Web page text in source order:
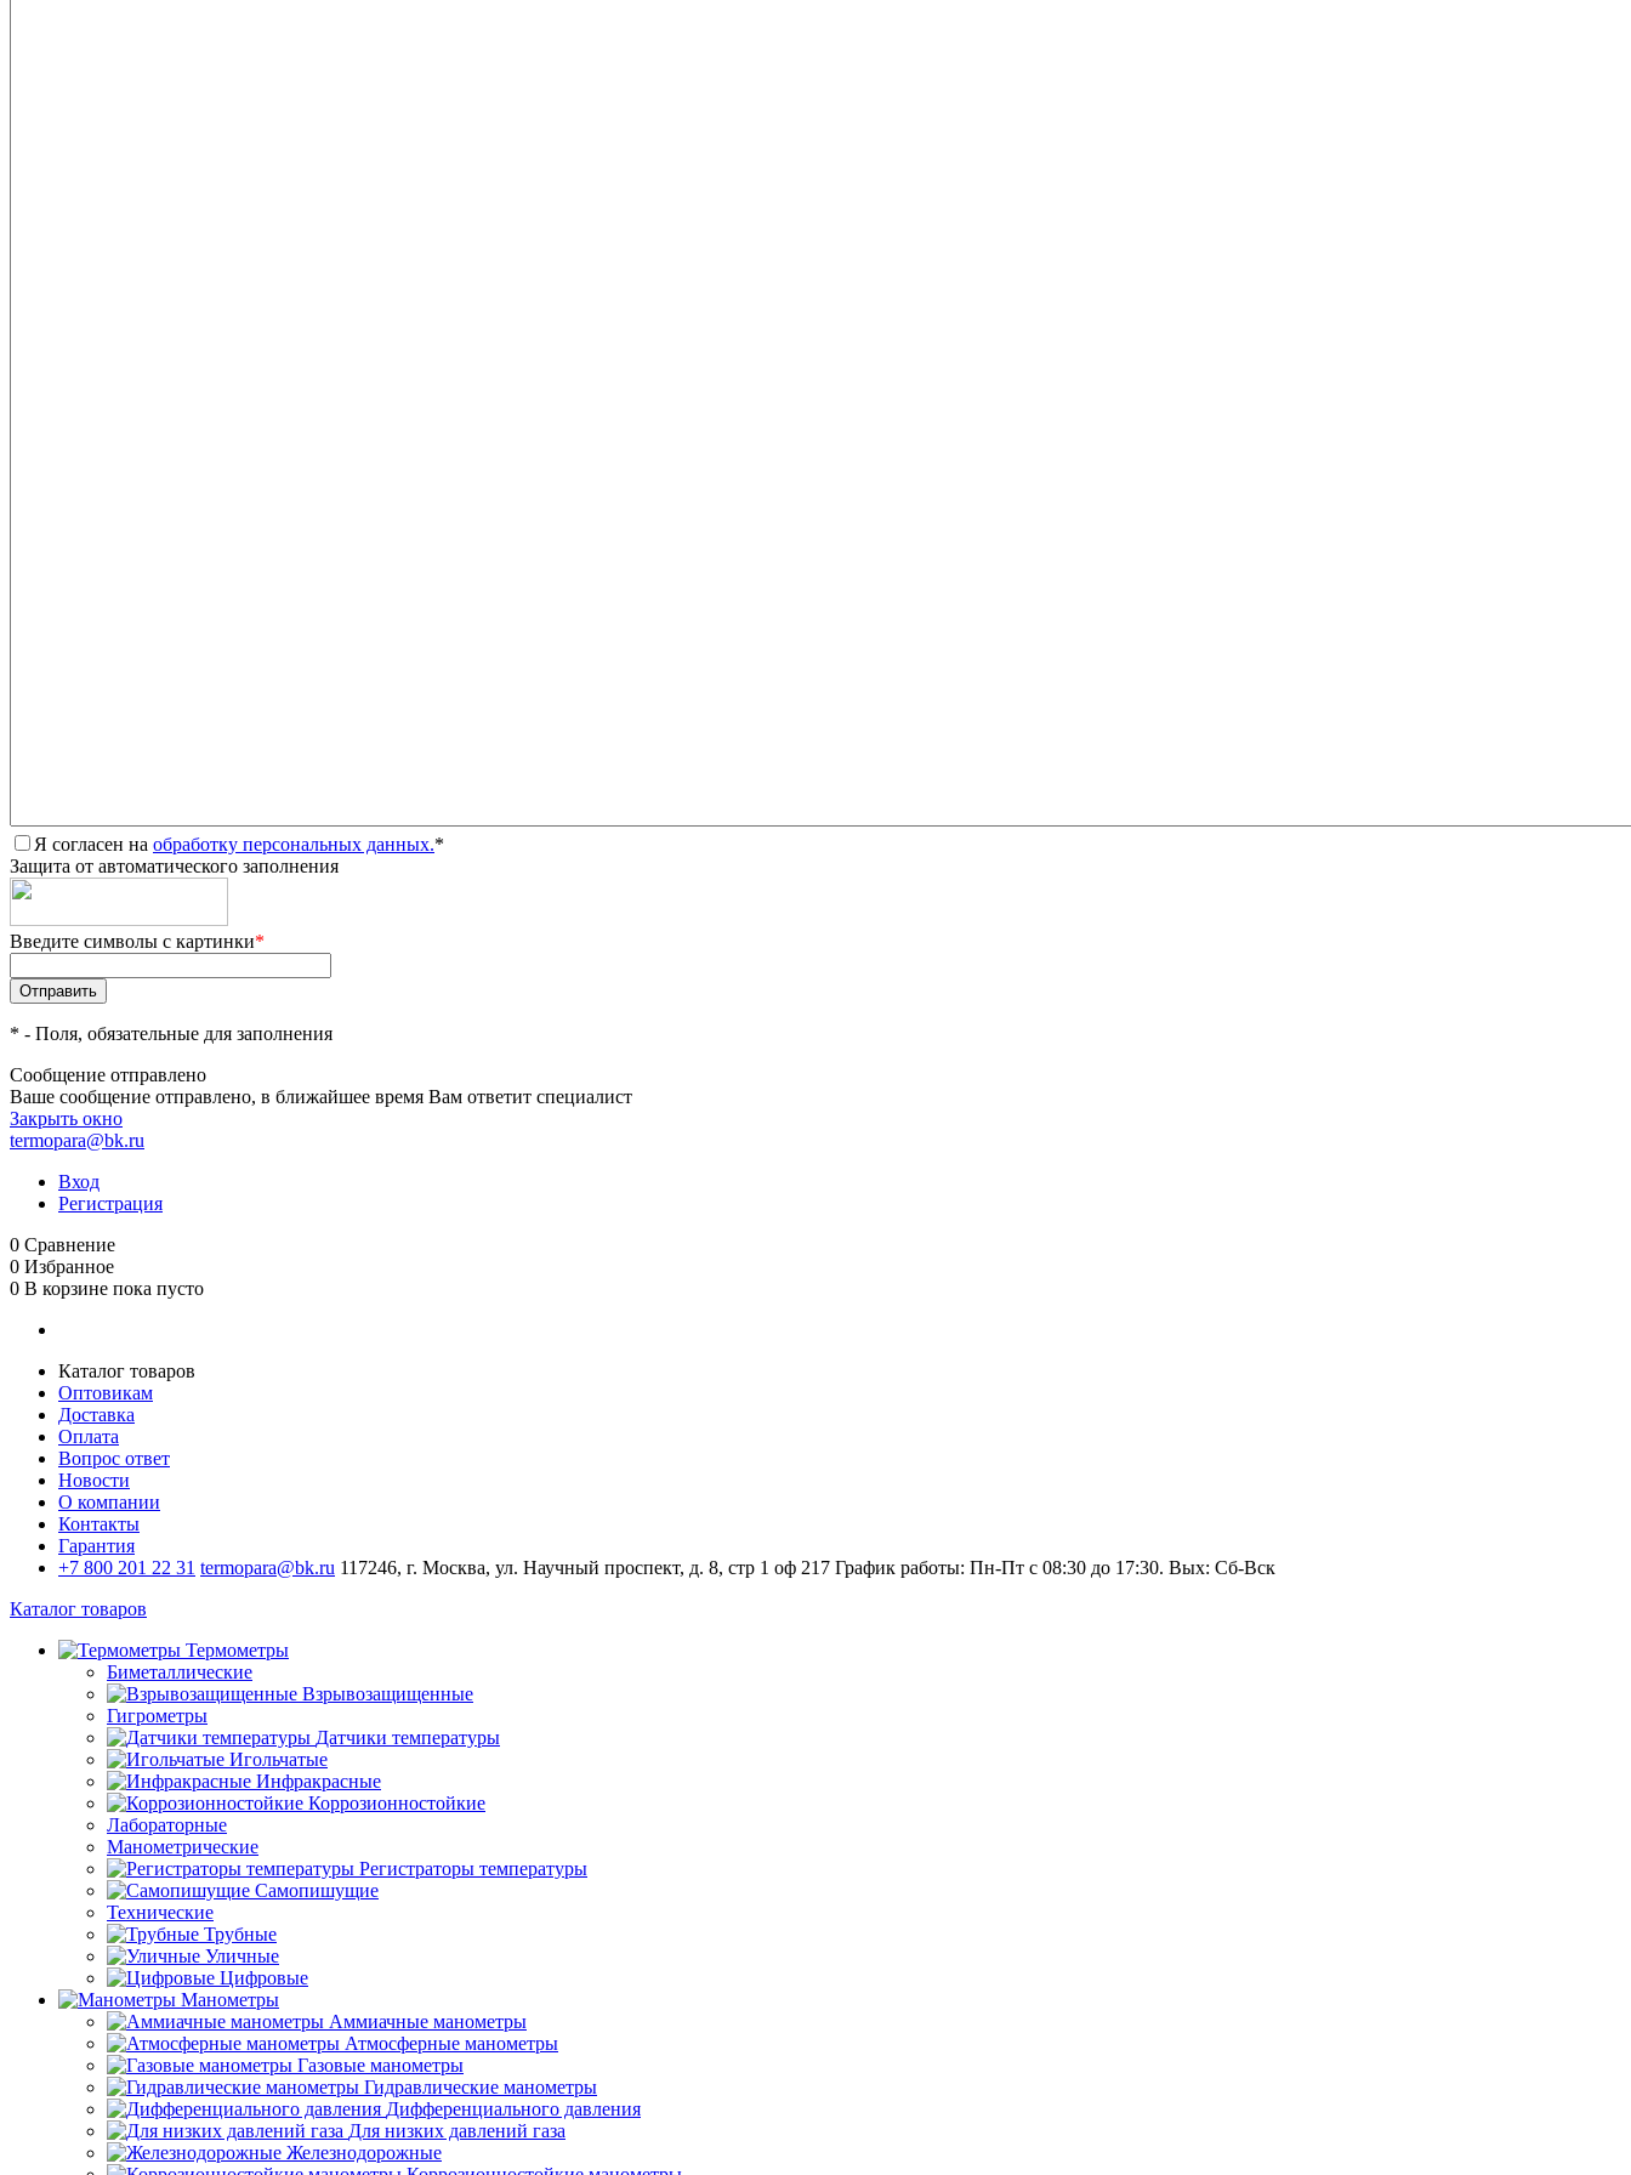
Я согласен на обработку персональных данных.*
Защита от автоматического заполнения
Введите символы с картинки*
* - Поля, обязательные для заполнения
Сообщение отправлено
Ваше сообщение отправлено, в ближайшее время Вам ответит специалист
Закрыть окно
termopara@bk.ru
Вход
Регистрация
0 Сравнение
0 Избранное
0 В корзине пока пусто
Каталог товаров
Оптовикам
Доставка
Оплата
Вопрос ответ
Новости
О компании
Контакты
Гарантия
+7 800 201 22 31 termopara@bk.ru 117246, г. Москва, ул. Научный проспект, д. 8, стр 1 оф 217 График работы: Пн‑Пт с 08:30 до 17:30. Вых: Сб‑Вск
Каталог товаров
Термометры
Биметаллические
Взрывозащищенные
Гигрометры
Датчики температуры
Игольчатые
Инфракрасные
Коррозионностойкие
Лабораторные
Манометрические
Регистраторы температуры
Самопишущие
Технические
Трубные
Уличные
Цифровые
Манометры
Аммиачные манометры
Атмосферные манометры
Газовые манометры
Гидравлические манометры
Дифференциального давления
Для низких давлений газа
Железнодорожные